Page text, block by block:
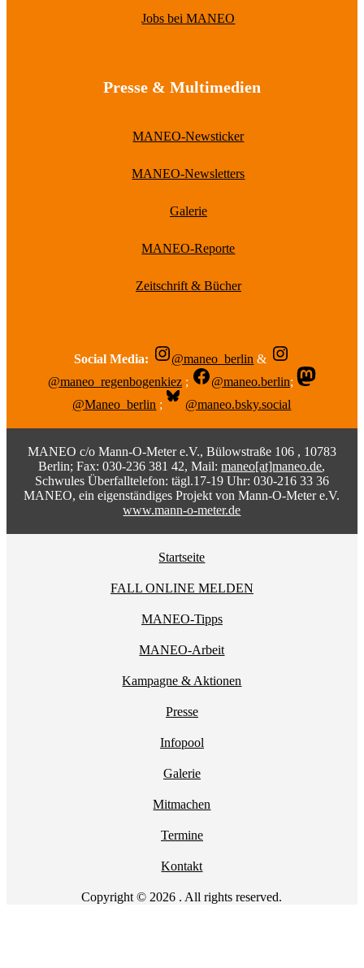
Jobs bei MANEO
Presse & Multimedien
MANEO-Newsticker
MANEO-Newsletters
Galerie
MANEO-Reporte
Zeitschrift & Bücher
Social Media: @maneo_berlin &
@maneo_regenbogenkiez ; @maneo.berlin;
@Maneo_berlin ; @maneo.bsky.social
MANEO c/o Mann-O-Meter e.V., Bülowstraße 106 , 10783
Berlin; Fax: 030-236 381 42, Mail:maneo[at]maneo.de,
Schwules Überfalltelefon: tägl.17-19 Uhr: 030-216 33 36
MANEO, ein eigenständiges Projekt von Mann-O-Meter e.V.
www.mann-o-meter.de
Startseite
FALL ONLINE MELDEN
MANEO-Tipps
MANEO-Arbeit
Kampagne & Aktionen
Presse
Infopool
Galerie
Mitmachen
Termine
Kontakt
Copyright © 2026 . All rights reserved.